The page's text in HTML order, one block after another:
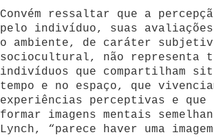
Convém ressaltar que a
pelo indivíduo, suas
o ambiente, de caráter
sociocultural, não representa
indivíduos que compartilham
tempo e no espaço, que
experiências perceptivas e
formar imagens mentais
Lynch, “parece haver uma